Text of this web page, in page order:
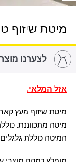
מיטת שיזוף
לצערנו
אזל המלאי.
מיטת שיזוף מעץ
מיטה מתכווננת.
המיטה כוללת גלגלים